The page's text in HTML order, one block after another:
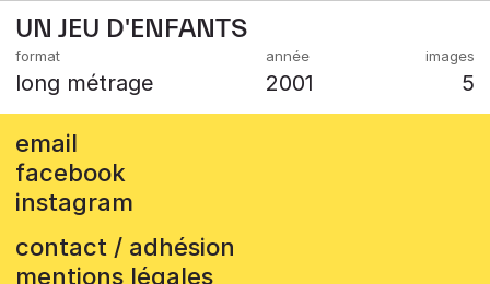
UN JEU D'ENFANTS
long métrage 2001 5
email
facebook
instagram
contact / adhésion
mentions légales